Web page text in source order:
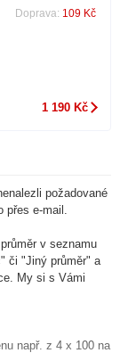
Doprava: 109 Kč
1 190 Kč
požadované
e-mail.
v seznamu
či "Jiný průměr" a
My si s Vámi
např. z 4 x 100 na